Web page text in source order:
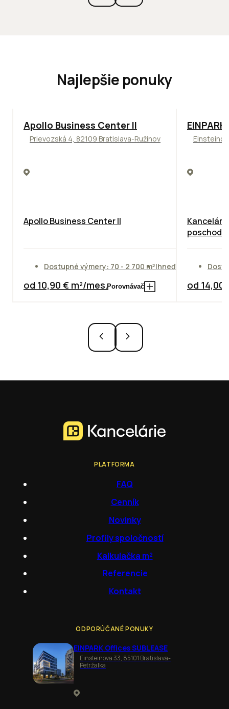
Najlepšie ponuky
TOP NOVINKA ODPORÚČAME
Apollo Business Center II
Prievozská 4, 82109 Bratislava-Ružinov
Apollo Business Center II
Dostupné výmery: 70 - 2 700 m²Ihneď
od 10,90 € m²/mes.Porovnávač
TOP
poschodie
od 14,00
PLATFORMA
FAQ
Cenník
Novinky
Profily spoločností
Kalkulačka m²
Referencie
Kontakt
ODPORÚČANÉ PONUKY
EINPARK Offices SUBLEASE
Einsteinova 33, 85101 Bratislava-
Petržalka